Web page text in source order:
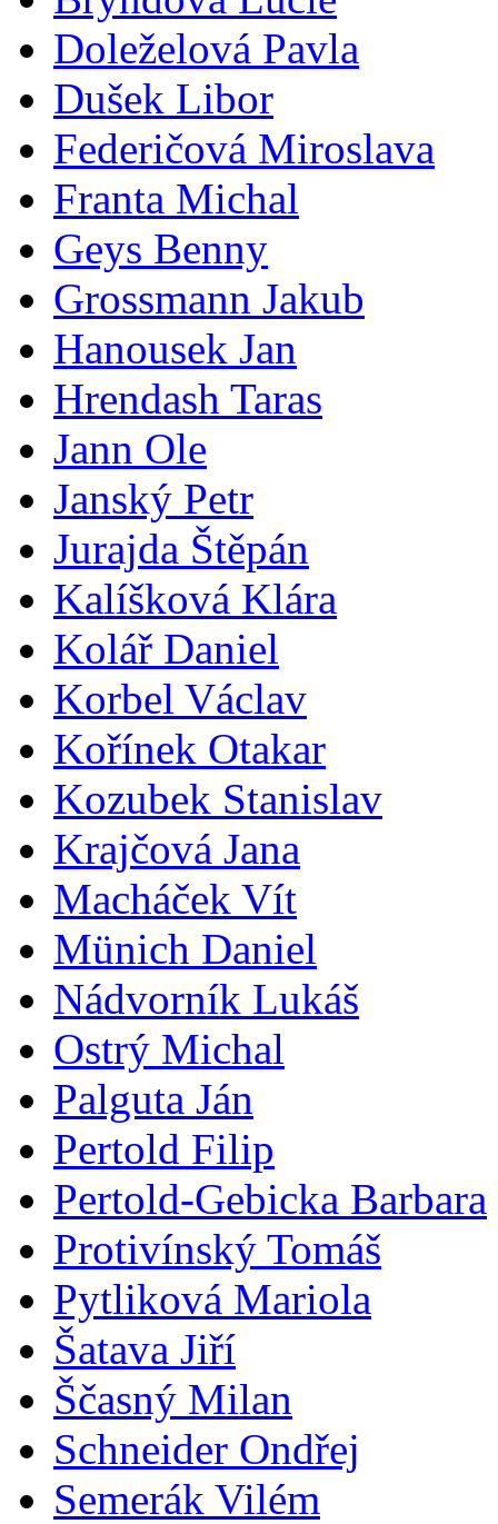
Doleželová Pavla
Dušek Libor
Federičová Miroslava
Franta Michal
Geys Benny
Grossmann Jakub
Hanousek Jan
Hrendash Taras
Jann Ole
Janský Petr
Jurajda Štěpán
Kalíšková Klára
Kolář Daniel
Korbel Václav
Kořínek Otakar
Kozubek Stanislav
Krajčová Jana
Macháček Vít
Münich Daniel
Nádvorník Lukáš
Ostrý Michal
Palguta Ján
Pertold Filip
Pertold-Gebicka Barbara
Protivínský Tomáš
Pytliková Mariola
Šatava Jiří
Ščasný Milan
Schneider Ondřej
Semerák Vilém